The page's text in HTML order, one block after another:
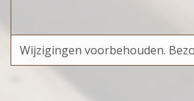
Wijzigingen voorbehouden.